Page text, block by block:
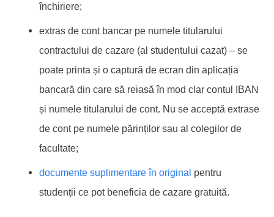
închiriere;
extras de cont bancar pe numele titularului
contractului de cazare (al studentului cazat) – se
poate printa și o captură de ecran din aplicația
bancară din care să reiasă în mod clar contul IBAN
și numele titularului de cont. Nu se acceptă extrase
de cont pe numele părinților sau al colegilor de
facultate;
documente suplimentare în original pentru
studenții ce pot beneficia de cazare gratuită.